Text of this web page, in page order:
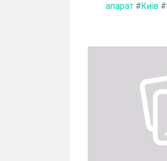
апарат #Київ #